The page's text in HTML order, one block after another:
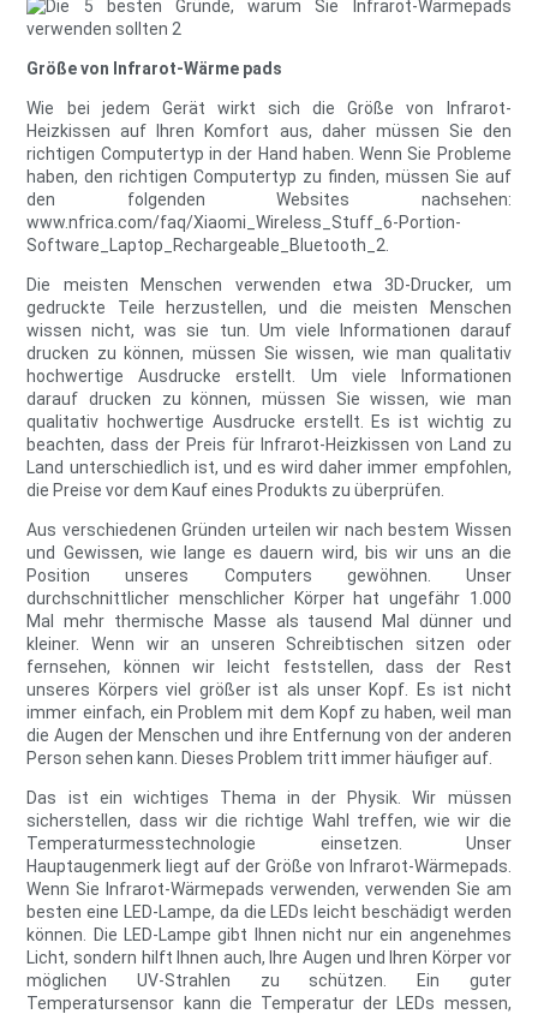
Größe von Infrarot-Wärme pads
Wie bei jedem Gerät wirkt sich die Größe von Infrarot-
Heizkissen auf Ihren Komfort aus, daher müssen Sie den
richtigen Computertyp in der Hand haben. Wenn Sie Probleme
haben, den richtigen Computertyp zu finden, müssen Sie auf
den folgenden Websites nachsehen:
www.nfrica.com/faq/Xiaomi_Wireless_Stuff_6-Portion-
Software_Laptop_Rechargeable_Bluetooth_2.
Die meisten Menschen verwenden etwa 3D-Drucker, um
gedruckte Teile herzustellen, und die meisten Menschen
wissen nicht, was sie tun. Um viele Informationen darauf
drucken zu können, müssen Sie wissen, wie man qualitativ
hochwertige Ausdrucke erstellt. Um viele Informationen
darauf drucken zu können, müssen Sie wissen, wie man
qualitativ hochwertige Ausdrucke erstellt. Es ist wichtig zu
beachten, dass der Preis für Infrarot-Heizkissen von Land zu
Land unterschiedlich ist, und es wird daher immer empfohlen,
die Preise vor dem Kauf eines Produkts zu überprüfen.
Aus verschiedenen Gründen urteilen wir nach bestem Wissen
und Gewissen, wie lange es dauern wird, bis wir uns an die
Position unseres Computers gewöhnen. Unser
durchschnittlicher menschlicher Körper hat ungefähr 1.000
Mal mehr thermische Masse als tausend Mal dünner und
kleiner. Wenn wir an unseren Schreibtischen sitzen oder
fernsehen, können wir leicht feststellen, dass der Rest
unseres Körpers viel größer ist als unser Kopf. Es ist nicht
immer einfach, ein Problem mit dem Kopf zu haben, weil man
die Augen der Menschen und ihre Entfernung von der anderen
Person sehen kann. Dieses Problem tritt immer häufiger auf.
Das ist ein wichtiges Thema in der Physik. Wir müssen
sicherstellen, dass wir die richtige Wahl treffen, wie wir die
Temperaturmesstechnologie einsetzen. Unser
Hauptaugenmerk liegt auf der Größe von Infrarot-Wärmepads.
Wenn Sie Infrarot-Wärmepads verwenden, verwenden Sie am
besten eine LED-Lampe, da die LEDs leicht beschädigt werden
können. Die LED-Lampe gibt Ihnen nicht nur ein angenehmes
Licht, sondern hilft Ihnen auch, Ihre Augen und Ihren Körper vor
möglichen UV-Strahlen zu schützen. Ein guter
Temperatursensor kann die Temperatur der LEDs messen,